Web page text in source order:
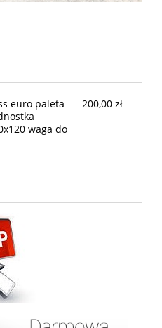
kosztów płatności
euro paleta
waga do
200,00 zł